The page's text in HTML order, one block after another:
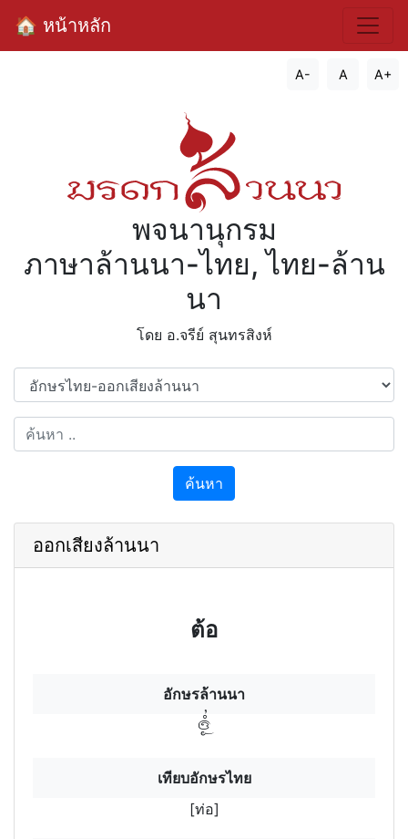
🏠 หน้าหลัก
A- A A+
พจนานุกรม
ภาษาล้านนา-ไทย, ไทย-ล้าน
นา
โดย อ.จรีย์​ สุนทรสิงห์
ค้นหา
ออกเสียงล้านนา
ต้อ
อักษรล้านนา
ทํอฯ
เทียบอักษรไทย
[ท่อ]